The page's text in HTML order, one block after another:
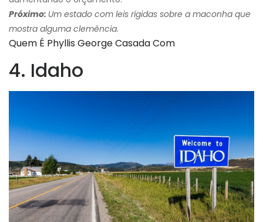
Próximo: Um estado com leis rígidas sobre a maconha que
mostra alguma clemência.
Quem É Phyllis George Casada Com
4. Idaho